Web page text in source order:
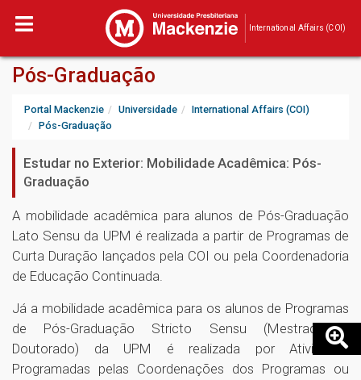
International Affairs (COI)
Pós-Graduação
Portal Mackenzie Universidade
International Affairs (COI)
Pós-Graduação
Estudar no Exterior: Mobilidade Acadêmica: Pós-
Graduação
A mobilidade acadêmica para alunos de Pós-Graduação
Lato Sensu da UPM é realizada a partir de Programas de
Curta Duração lançados pela COI ou pela Coordenadoria
de Educação Continuada.
Já a mobilidade acadêmica para os alunos de Programas
de Pós-Graduação Stricto Sensu (Mestrado e
Doutorado) da UPM é realizada por Atividades
Programadas pelas Coordenações dos Programas ou